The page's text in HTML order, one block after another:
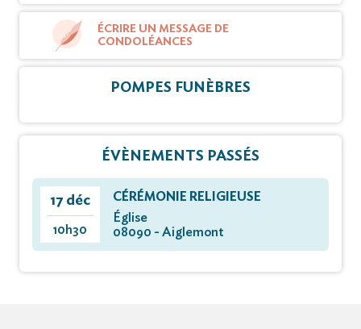
ÉCRIRE UN MESSAGE DE
CONDOLÉANCES
POMPES FUNÈBRES
ÉVÈNEMENTS PASSÉS
17 déc
10h30
CÉRÉMONIE RELIGIEUSE
Église
08090 - Aiglemont